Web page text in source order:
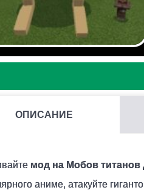
ОПИСАНИЕ
мод на Мобов титанов
аниме, атакуйте
поддержку скриптов